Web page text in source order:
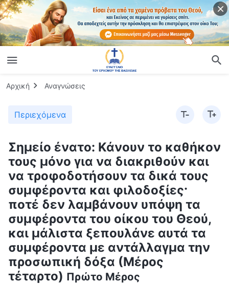
Αρχική Αναγνώσεις
Περιεχόμενα
Σημείο ένατο: Κάνουν το καθήκον
τους μόνο για να διακριθούν και
να τροφοδοτήσουν τα δικά τους
συμφέροντα και φιλοδοξίες·
ποτέ δεν λαμβάνουν υπόψη τα
συμφέροντα του οίκου του Θεού,
και μάλιστα ξεπουλάνε αυτά τα
συμφέροντα με αντάλλαγμα την
προσωπική δόξα (Μέρος
τέταρτο) Πρώτο Μέρος